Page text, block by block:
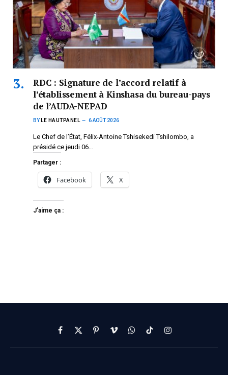
RDC : Signature de l’accord relatif à
l’établissement à Kinshasa du bureau-pays
de l’AUDA-NEPAD
BY LE HAUTPANEL 6 AOÛT 2026
Le Chef de l’État, Félix-Antoine Tshisekedi Tshilombo, a
présidé ce jeudi 06…
Partager :
Facebook X
J’aime ça :
Facebook
X
(Twitter)
PinterestVimeoWhatsApp
TikTokInstagram